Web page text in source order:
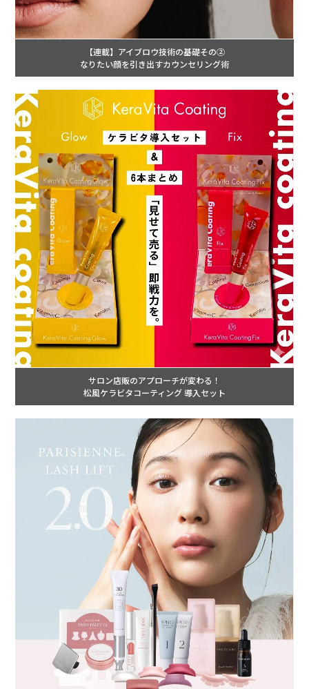
【連載】アイブロウ技術の基礎その②
なりたい顔を引き出すカウンセリング術
サロン店販のアプローチが変わる！
松風ケラビタコーティング 導入セット